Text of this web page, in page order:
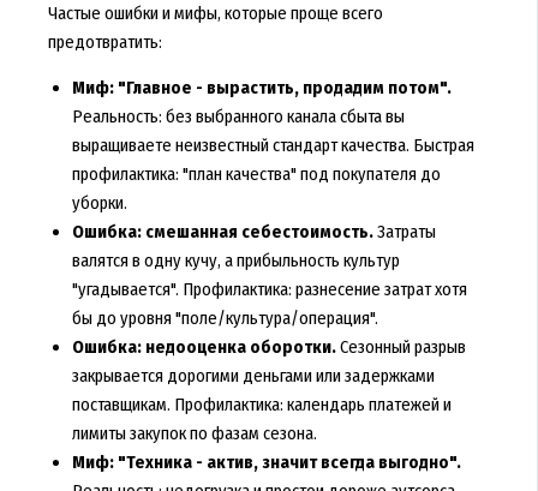
Частые ошибки и мифы, которые проще всего
предотвратить:
Миф: "Главное - вырастить, продадим потом".
Реальность: без выбранного канала сбыта вы
выращиваете неизвестный стандарт качества. Быстрая
профилактика: "план качества" под покупателя до
уборки.
Ошибка: смешанная себестоимость.Затраты
валятся в одну кучу, а прибыльность культур
"угадывается". Профилактика: разнесение затрат хотя
бы до уровня "поле/культура/операция".
Ошибка: недооценка оборотки.Сезонный разрыв
закрывается дорогими деньгами или задержками
поставщикам. Профилактика: календарь платежей и
лимиты закупок по фазам сезона.
Миф: "Техника - актив, значит всегда выгодно".